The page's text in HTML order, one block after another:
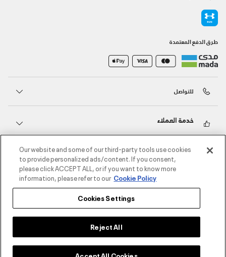
طرق الدفع المعتمدة
للتواصل
خدمة العملاء
حول أندر آرمر
أندر آرمر على الشبكات الاجتماعية
Our website and some of our third-party tools use cookies
to provide personalized ads/content. If you consent,
please click ACCEPT ALL, or if you want to know more
information, please refer to our Cookie Policy
Cookies Settings
Reject All